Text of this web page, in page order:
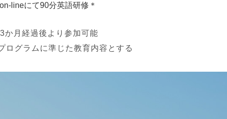
lineにて90分英語研修＊
か月経過後より参加可能
ログラムに準じた教育内容とする